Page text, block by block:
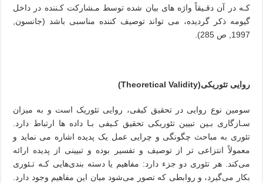
کـه در آن دقـیقاً واژه های بیان‌ شده‌ توسط‌ مـشارکت کـننده در داخل
گیومه‌ ذکر‌ گردیده‌، می تواند توصیف کننده مناسبی باشد (جانسون,
1997, ص 285).
روایی تئوریکی(Theoretical Validity
)
سومین نوع روایی در تحقیق کیفی، روایی تئوریک است و به‌ میزان‌
سـازگاری‌ بـین تبیین تئوریکی تحقیق کـیفی بـا داده ها‌ ارتباط‌ دارد.
تئوری به مباحث چگونگی و چرایی عمل یک پدیده اشاره می نماید و
معمولاً انتزاعی تر از توصیف و تفسیر بوده‌ و تبیینی‌ از‌ پدیده ارائه
می‌کند. هر تئوری دو جزء دارد: مفاهیم یا‌ دسته بندی‌هایی کـه تـئوری
بکار می‌گیرد، و روابطی که تصور می‌شود میان این مفاهیم وجود دارد.